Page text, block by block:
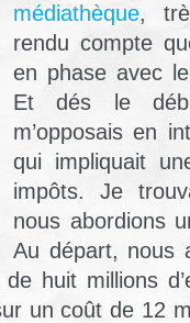
médiathèque,
rendu compte
en phase avec
Et dés le
m’opposais en
qui impliquait
impôts. Je
nous abordions
Au départ, nous
huit millions
un coût de 12